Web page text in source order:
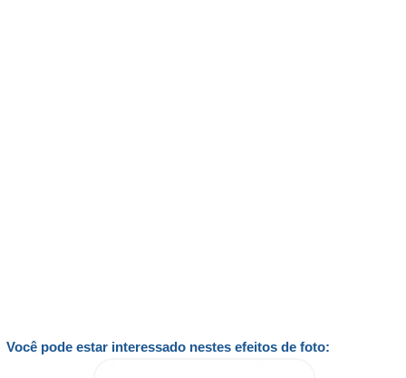
Você pode estar interessado nestes efeitos de foto: